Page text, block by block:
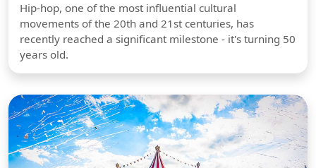
Hip-hop, one of the most influential cultural
movements of the 20th and 21st centuries, has
recently reached a significant milestone - it's turning 50
years old.